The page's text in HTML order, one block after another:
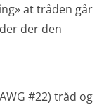
at tråden går
der den
#22) tråd og